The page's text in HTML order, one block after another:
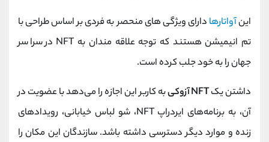
اینآواتارها دارای ویژگی های منحصر به فردی بر اساس طراحی با
تم انیمیشن هستند که توجه علاقه مندان به NFT در سراسر
جهان را به خود جلب کرده است.
داشتن یکNFT آزوکی
به کاربر این اجازه را می‌دهد با عضویت در
آن، به برنامه‌های ایردراپ NFT، شو لباس خیابانی، رویدادهای
زنده و موارد دیگر دسترسی داشته باشد. سازندگان این مکان را